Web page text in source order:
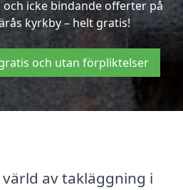
icke bindande offerter på
kyrkby – helt gratis!
och utan förpliktelser
av takläggning i